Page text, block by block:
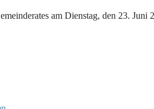
am Dienstag, den 23. Juni